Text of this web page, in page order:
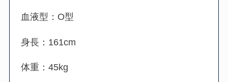
血液型：O型
身長：161cm
体重：45kg